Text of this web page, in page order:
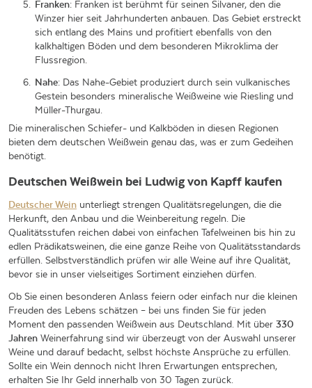
Franken: Franken ist berühmt für seinen Silvaner, den die
Winzer hier seit Jahrhunderten anbauen. Das Gebiet erstreckt
sich entlang des Mains und profitiert ebenfalls von den
kalkhaltigen Böden und dem besonderen Mikroklima der
Flussregion.
Nahe: Das Nahe-Gebiet produziert durch sein vulkanisches
Gestein besonders mineralische Weißweine wie Riesling und
Müller-Thurgau.
Die mineralischen Schiefer- und Kalkböden in diesen Regionen
bieten dem deutschen Weißwein genau das, was er zum Gedeihen
benötigt.
Deutschen Weißwein bei Ludwig von Kapff kaufen
Deutscher Wein unterliegt strengen Qualitätsregelungen, die die
Herkunft, den Anbau und die Weinbereitung regeln. Die
Qualitätsstufen reichen dabei von einfachen Tafelweinen bis hin zu
edlen Prädikatsweinen, die eine ganze Reihe von Qualitätsstandards
erfüllen. Selbstverständlich prüfen wir alle Weine auf ihre Qualität,
bevor sie in unser vielseitiges Sortiment einziehen dürfen.
Ob Sie einen besonderen Anlass feiern oder einfach nur die kleinen
Freuden des Lebens schätzen – bei uns finden Sie für jeden
Moment den passenden Weißwein aus Deutschland. Mit über 330
Jahren Weinerfahrung sind wir überzeugt von der Auswahl unserer
Weine und darauf bedacht, selbst höchste Ansprüche zu erfüllen.
Sollte ein Wein dennoch nicht Ihren Erwartungen entsprechen,
erhalten Sie Ihr Geld innerhalb von 30 Tagen zurück.